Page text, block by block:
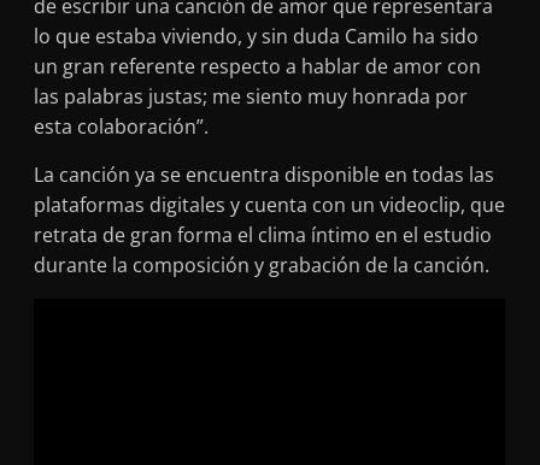
de escribir una canción de amor que representara
lo que estaba viviendo, y sin duda Camilo ha sido
un gran referente respecto a hablar de amor con
las palabras justas; me siento muy honrada por
esta colaboración”.
La canción ya se encuentra disponible en todas las
plataformas digitales y cuenta con un videoclip, que
retrata de gran forma el clima íntimo en el estudio
durante la composición y grabación de la canción.